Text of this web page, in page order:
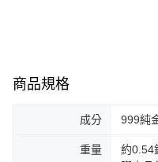
商品規格
成分 999純
重量
約0.54